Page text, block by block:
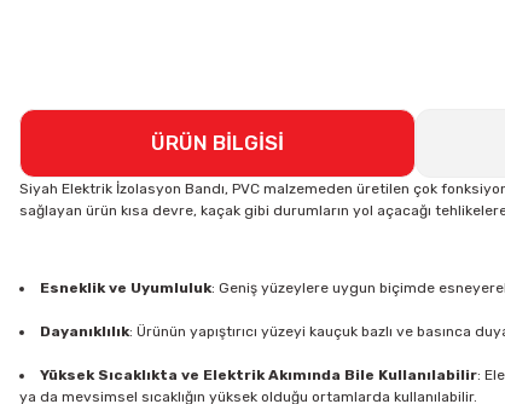
ÜRÜN BİLGİSİ
Siyah Elektrik İzolasyon Bandı, PVC malzemeden üretilen çok
sağlayan ürün kısa devre, kaçak gibi durumların yol açacağı
Esneklik ve Uyumluluk: Geniş yüzeylere uygun biçimde
Dayanıklılık: Ürünün yapıştırıcı yüzeyi kauçuk bazlı ve basınca
Yüksek Sıcaklıkta ve Elektrik Akımında Bile Kullanılabilir:
ya da mevsimsel sıcaklığın yüksek olduğu ortamlarda kullanılabilir.